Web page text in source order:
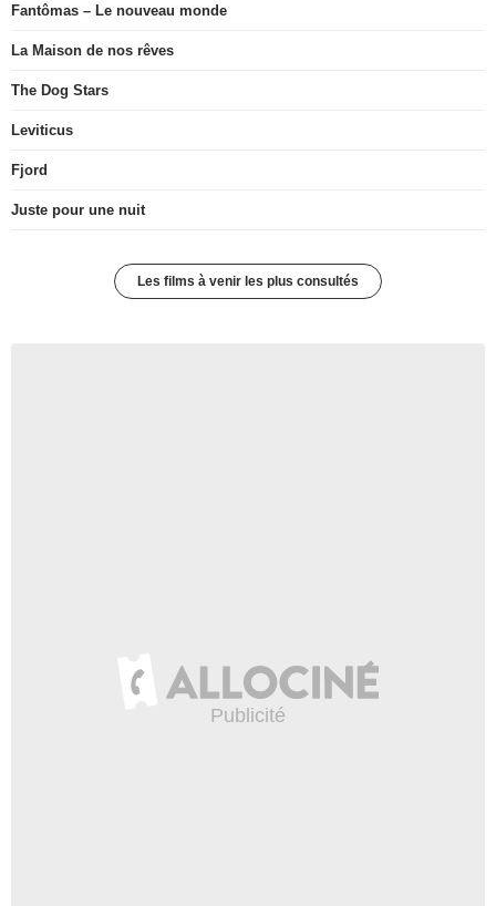
Fantômas – Le nouveau monde
La Maison de nos rêves
The Dog Stars
Leviticus
Fjord
Juste pour une nuit
Les films à venir les plus consultés